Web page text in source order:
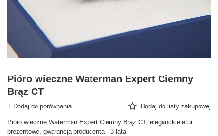
Pióro wieczne Waterman Expert Ciemny
Brąz CT
+ Dodaj do porównania Dodaj do listy zakupowej
Pióro wieczne Waterman Expert Ciemny Brąz CT, eleganckie etui
prezentowe, gwarancja producenta - 3 lata.